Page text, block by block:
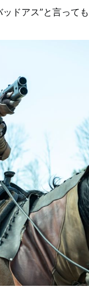
ドアス”と言っても